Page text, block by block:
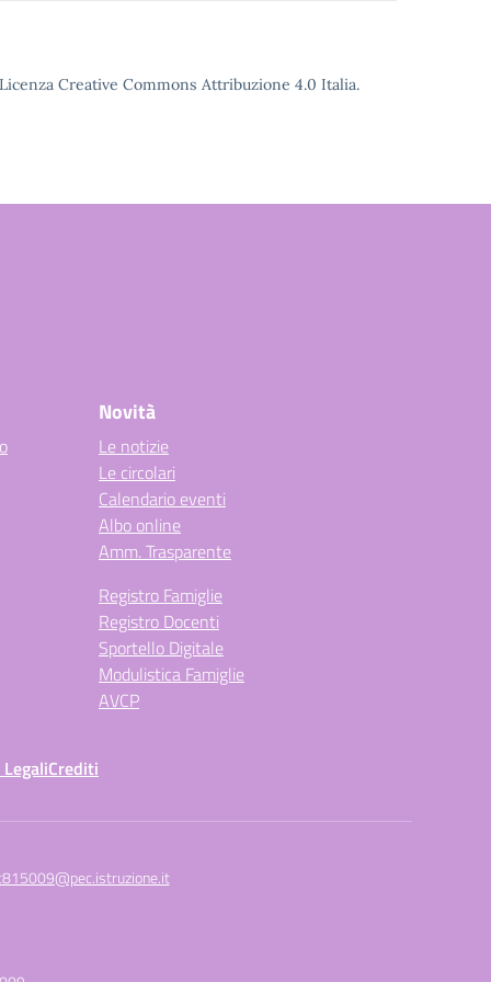
Creative Commons Attribuzione 4.0 Italia.
Novità
Le notizie
Le circolari
Calendario eventi
Albo online
Amm. Trasparente
Registro Famiglie
Registro Docenti
Sportello Digitale
Modulistica Famiglie
AVCP
Crediti